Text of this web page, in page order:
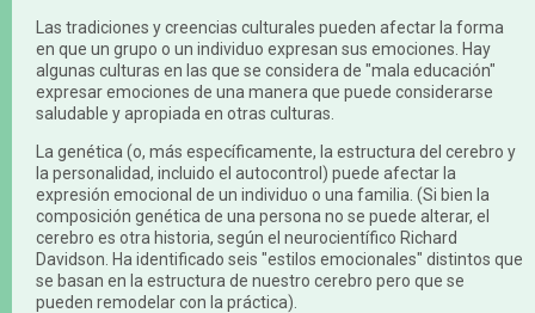
Las tradiciones y creencias culturales pueden afectar la forma
en que un grupo o un individuo expresan sus emociones. Hay
algunas culturas en las que se considera de "mala educación"
expresar emociones de una manera que puede considerarse
saludable y apropiada en otras culturas.
La genética (o, más específicamente, la estructura del cerebro y
la personalidad, incluido el autocontrol) puede afectar la
expresión emocional de un individuo o una familia. (Si bien la
composición genética de una persona no se puede alterar, el
cerebro es otra historia, según el neurocientífico Richard
Davidson. Ha identificado seis "estilos emocionales" distintos que
se basan en la estructura de nuestro cerebro pero que se
pueden remodelar con la práctica).